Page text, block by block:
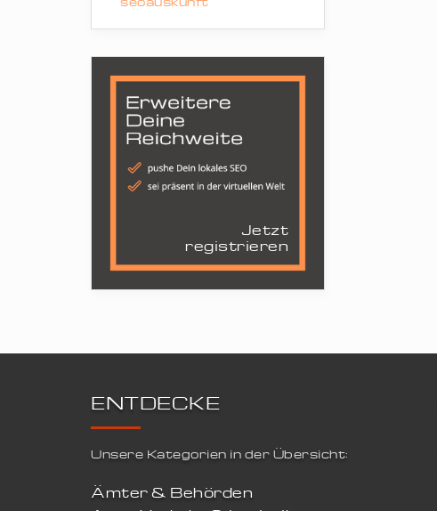
Jetzt
registrieren
ENTDECKE
Unsere Kategorien in der Übersicht:
Ämter & Behörden